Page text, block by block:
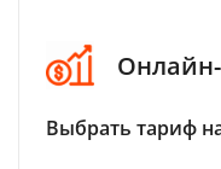
Выбрать тариф